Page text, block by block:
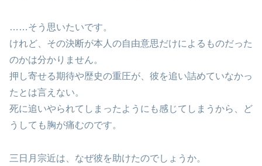
……そう思いたいです。
けれど、その決断が本人の自由意思だけによるものだった
のかは分かりません。
押し寄せる期待や歴史の重圧が、彼を追い詰めていなかっ
たとは言えない。
死に追いやられてしまったようにも感じてしまうから、ど
うしても胸が痛むのです。
三日月宗近は、なぜ彼を助けたのでしょうか。